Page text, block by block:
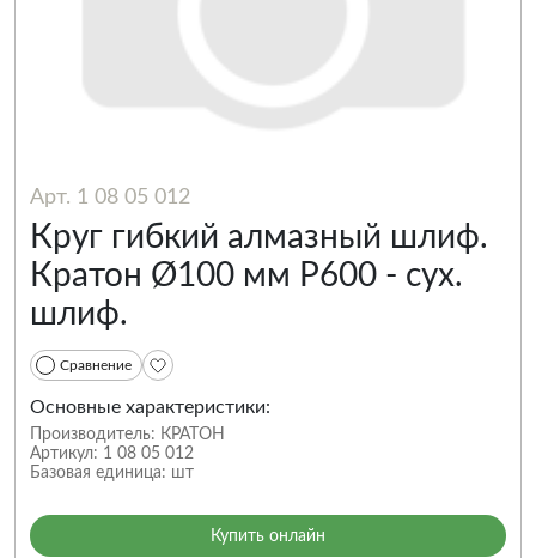
Арт. 1 08 05 012
Круг гибкий алмазный шлиф.
Кратон Ø100 мм P600 - сух.
шлиф.
Сравнение
Основные характеристики:
Производитель: КРАТОН
Артикул: 1 08 05 012
Базовая единица: шт
Купить онлайн